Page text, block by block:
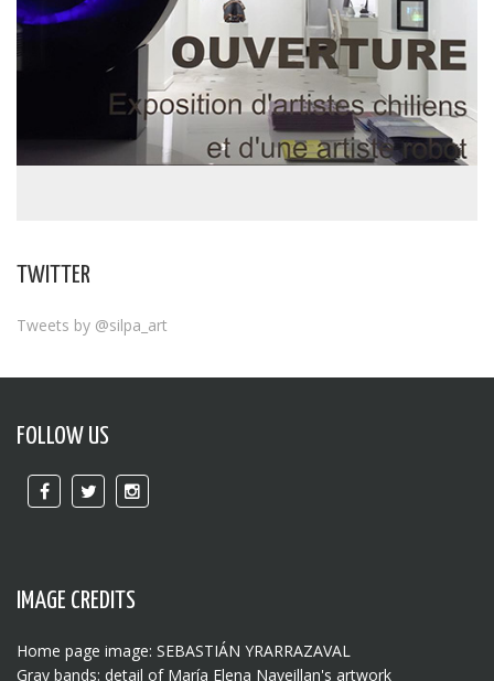
TWITTER
Tweets by @silpa_art
FOLLOW US
IMAGE CREDITS
Home page image: SEBASTIÁN YRARRAZAVAL
Gray bands: detail of María Elena Naveillan's artwork